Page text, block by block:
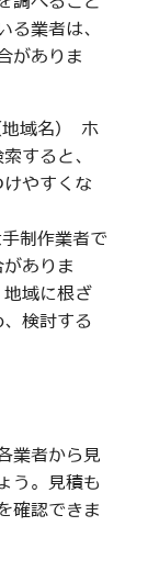
る業者は、
がありま
域名） ホ
すると、
やすくな
制作業者で
ありま
域に根ざ
検討する
業者から見
う。見積も
確認できま